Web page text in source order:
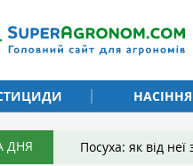
НАСІННЯ
ДНЯ Посуха: як від